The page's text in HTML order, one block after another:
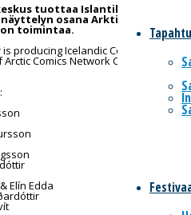
tuottaa Islantilaisen
osana Arktisen
toimintaa.
producing Icelandic Comics
Comics Network Co-
Elín Edda